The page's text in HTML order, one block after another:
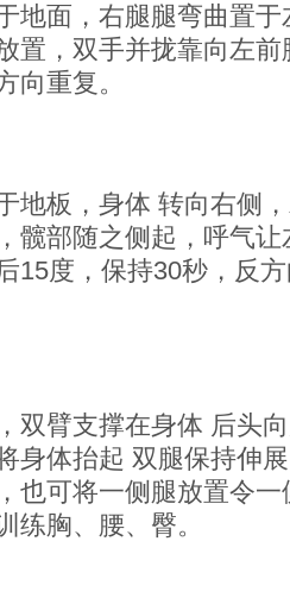
地面，右腿腿弯曲置于
置，双手并拢靠向左
向重复。
地板，身体 转向右侧
髋部随之侧起，呼气让
15度，保持30秒，反
双臂支撑在身体 后头
身体抬起 双腿保持伸
也可将一侧腿放置令
练胸、腰、臀。